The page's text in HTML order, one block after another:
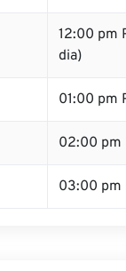
12:00 pm
dia)
01:00 pm
02:00 pm
03:00 pm